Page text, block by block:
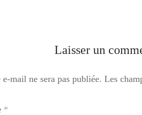
Laisser un
e-mail ne sera pas publiée. Les
*